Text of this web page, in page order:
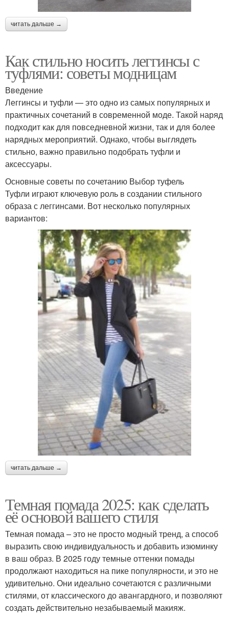
читать дальше →
Как стильно носить леггинсы с
туфлями: советы модницам
Введение
Леггинсы и туфли — это одно из самых популярных и
практичных сочетаний в современной моде. Такой наряд
подходит как для повседневной жизни, так и для более
нарядных мероприятий. Однако, чтобы выглядеть
стильно, важно правильно подобрать туфли и
аксессуары.
Основные советы по сочетанию Выбор туфель
Туфли играют ключевую роль в создании стильного
образа с леггинсами. Вот несколько популярных
вариантов:
читать дальше →
Темная помада 2025: как сделать
её основой вашего стиля
Темная помада – это не просто модный тренд, а способ
выразить свою индивидуальность и добавить изюминку
в ваш образ. В 2025 году темные оттенки помады
продолжают находиться на пике популярности, и это не
удивительно. Они идеально сочетаются с различными
стилями, от классического до авангардного, и позволяют
создать действительно незабываемый макияж.